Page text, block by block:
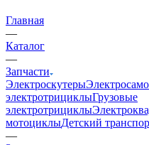
Главная
—
Каталог
—
Запчасти
Электроскутеры
электротрициклыГрузовые
электротрициклы
мотоциклыДетский
—